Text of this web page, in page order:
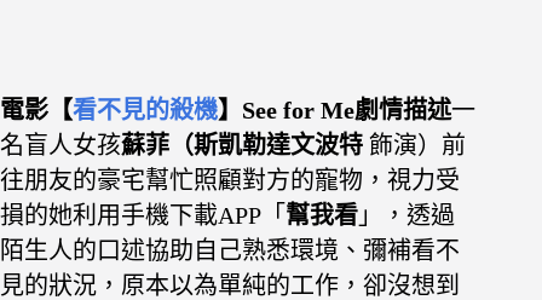
電影【看不見的殺機】See for Me劇情描述一
名盲人女孩蘇菲（斯凱勒達文波特 飾演）前
往朋友的豪宅幫忙照顧對方的寵物，視力受
損的她利用手機下載APP「 幫我看 」，透過
陌生人的口述協助自己熟悉環境、 彌補看不
見的狀況，原本以為單純的工作，卻沒想到